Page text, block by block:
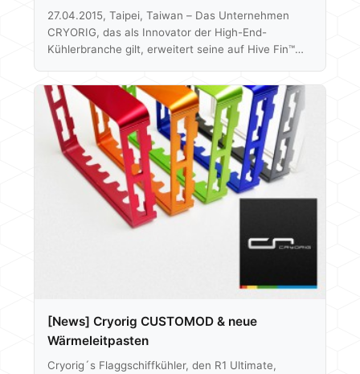
27.04.2015, Taipei, Taiwan – Das Unternehmen
CRYORIG, das als Innovator der High-End-
Kühlerbranche gilt, erweitert seine auf Hive Fin™
Der H5 Ultimate setzt auf die preisgekrönten
Features des bereits erhältlichen H5 Universal,
verwendet aber einen XF140 140-Millimeter-Lüfter
und eine schwarze Kühlkörperabdeckung. Der
große XF140 Lüfter verleiht dem H5 Ultimate einen
enormen Leistungsschub, wonach er statt der
bisherigen 160 Watt, ganze 180 Watt-TDP
bedenkenlos packt. Dadurch kann er die Hive…
[News] Cryorig CUSTOMOD & neue
Wärmeleitpasten
Cryorig´s Flaggschiffkühler, den R1 Ultimate,